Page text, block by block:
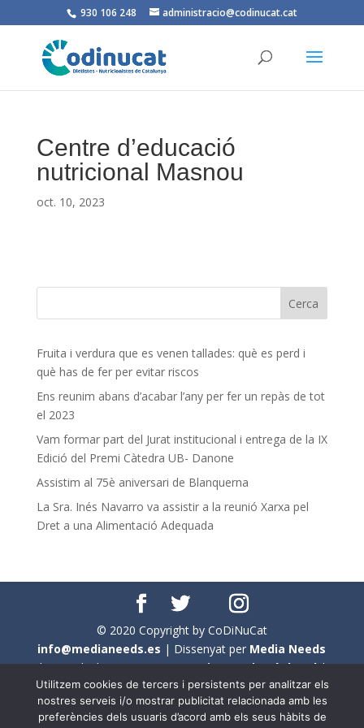
930 106 248 administracio@codinucat.cat
Centre d’educació
nutricional Masnou
oct. 10, 2023
Fruita i verdura que es venen tallades: què es perd i
què has de fer per evitar riscos
Ens reunim abans d’acabar l’any per fer un repàs de tot
el 2023
Vam formar part del Jurat institucional i entrega de la IX
Edició del Premi Càtedra UB- Danone
Assistim al 75è aniversari de Blanquerna
La Sra. Inés Navarro va assistir a la reunió Xarxa pel
Dret a una Alimentació Adequada
© 2020 Copyright by CoDiNuCat
info@medianeeds.es | Dissenyat per Media Needs
| Tots els drets reservats aCoDiNuCat |Avís legal|
Avís per cookies
En aquest web s'ha tingut en compte l'ús no sexista del
Utilitzem cookies de tercers i persistents per analitzar els
nostres serveis i/o mostrar publicitat relacionada amb les
preferències dels usuaris d’acord amb els seus hàbits de